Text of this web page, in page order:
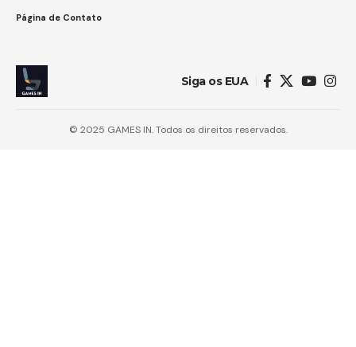
Página de Contato
Siga os EUA
© 2025 GAMES IN. Todos os direitos reservados.